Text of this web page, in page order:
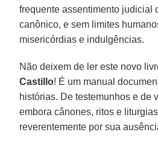
frequente assentimento judicial
canônico, e sem limites
misericórdias e indulgências.
Não deixem de ler este novo
Castillo! É um manual
histórias. De testemunhos e de
embora cânones, ritos e
reverentemente por sua